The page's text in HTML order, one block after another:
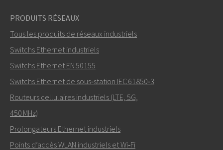
PRODUITS RÉSEAUX
Tous les produits de réseaux industriels
Switchs Ethernet industriels
Switchs Ethernet EN 50155
Switchs Ethernet de sous‑station IEC 61850‑3
Routeurs cellulaires industriels (LTE, 5G,
450 MHz)
Prolongateurs Ethernet industriels
Points d’accès WLAN industriels et Wi‑Fi